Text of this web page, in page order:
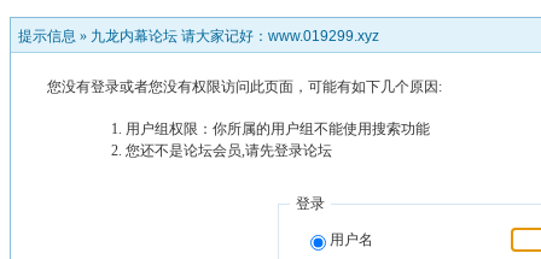
提示信息 » 九龙内幕论坛 请大家记好：www.019299.xyz
您没有登录或者您没有权限访问此页面，可能有如下几个原因:
用户组权限：你所属的用户组不能使用搜索功能
您还不是论坛会员,请先登录论坛
登录
用户名